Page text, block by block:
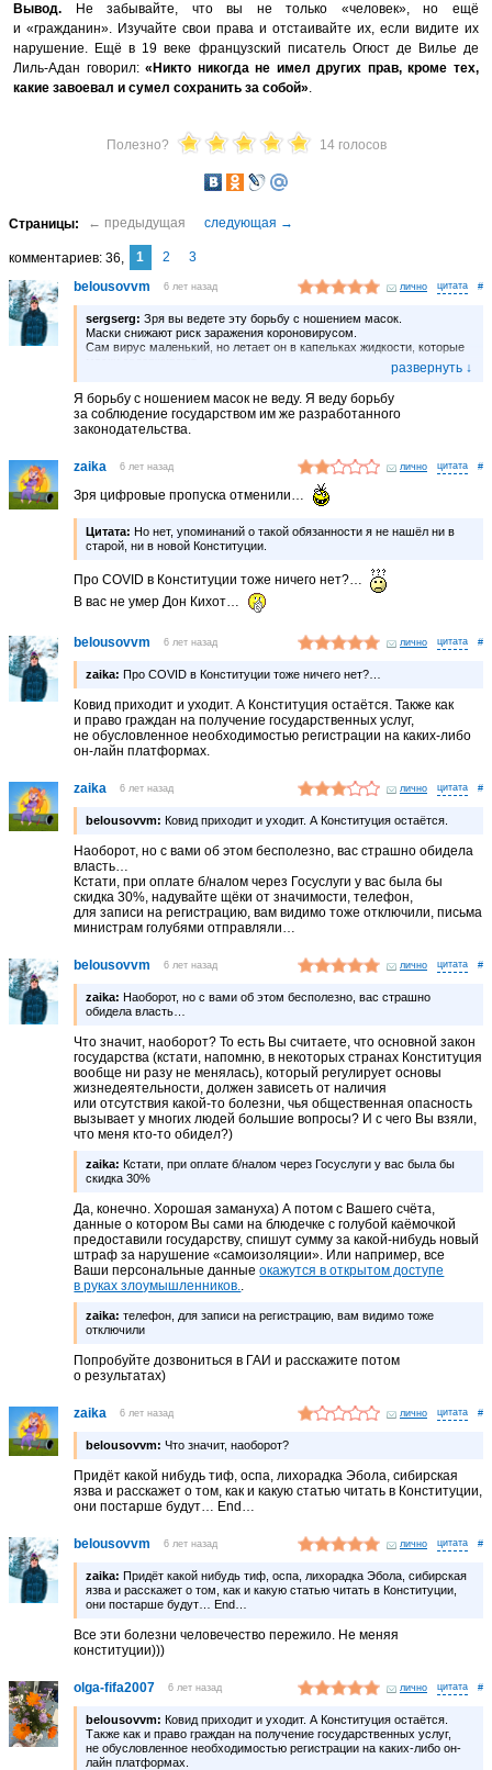
Вывод. Не забывайте, что вы не только «человек», но ещё
и «гражданин». Изучайте свои права и отстаивайте их, если видите их
нарушение. Ещё в 19 веке французский писатель Огюст де Вилье де
Лиль-Адан говорил:«Никто никогда не имел других прав, кроме тех,
какие завоевал и сумел сохранить за собой».
Полезно? 14 голосов
комментариев 36 1 2
3
belousovvm
6 лет назад лично #
sergserg: Зря вы ведете эту борьбу с ношением масок.
Маски снижают риск заражения короновирусом.
Сам вирус маленький, но летает он в капельках жидкости, которые
В нашей стране есть куда более вопиющие нарушения со стороны
Например. Живые очереди по 4-5 часов в госорганы. Паспортный
стол. ФМС. ГИБДД.
Пару лет назад эти очереди сам видел. И сейчас наверняка есть.
Я борьбу с ношением масок не веду. Я веду борьбу
за соблюдение государством им же разработанного
законодательства.
zaika 6 лет назад лично #
Зря цифровые пропуска отменили…
Цитата: Но нет, упоминаний о такой обязанности я не нашёл ни в
старой, ни в новой Конституции.
Про COVID в Конституции тоже ничего нет?…
В вас не умер Дон Кихот…
belousovvm 6 лет назад лично #
zaika: Про COVID в Конституции тоже ничего нет?…
Ковид приходит и уходит. А Конституция остаётся. Также как
и право граждан на получение государственных услуг,
не обусловленное необходимостью регистрации на каких-либо
он-лайн платформах.
zaika 6 лет назад лично #
belousovvm: Ковид приходит и уходит. А Конституция остаётся.
Наоборот, но с вами об этом бесполезно, вас страшно обидела
власть…
Кстати, при оплате б/налом через Госуслуги у вас была бы
скидка 30%, надувайте щёки от значимости, телефон,
для записи на регистрацию, вам видимо тоже отключили, письма
министрам голубями отправляли…
belousovvm 6 лет назад лично #
zaika: Наоборот, но с вами об этом бесполезно, вас страшно
обидела власть…
Что значит, наоборот? То есть Вы считаете, что основной закон
государства (кстати, напомню, в некоторых странах Конституция
вообще ни разу не менялась), который регулирует основы
жизнедеятельности, должен зависеть от наличия
или отсутствия какой-то болезни, чья общественная опасность
вызывает у многих людей большие вопросы? И с чего Вы взяли,
что меня кто-то обидел?)
zaika: Кстати, при оплате б/налом через Госуслуги у вас была бы
скидка 30%
Да, конечно. Хорошая замануха) А потом с Вашего счёта,
данные о котором Вы сами на блюдечке с голубой каёмочкой
предоставили государству, спишут сумму за какой-нибудь новый
штраф за нарушение «самоизоляции». Или например, все
Ваши персональные данныеокажутся в открытом доступе
в руках злоумышленников..
zaika: телефон, для записи на регистрацию, вам видимо тоже
отключили
Попробуйте дозвониться в ГАИ и расскажите потом
о результатах)
zaika 6 лет назад лично #
belousovvm: Что значит, наоборот?
Придёт какой нибудь тиф, оспа, лихорадка Эбола, сибирская
язва и расскажет о том, как и какую статью читать в Конституции,
они постарше будут… End…
belousovvm 6 лет назад лично #
zaika: Придёт какой нибудь тиф, оспа, лихорадка Эбола, сибирская
язва и расскажет о том, как и какую статью читать в Конституции,
они постарше будут… End…
Все эти болезни человечество пережило. Не меняя
конституции)))
olga-fifa2007 6 лет назад лично #
belousovvm: Ковид приходит и уходит. А Конституция остаётся.
Также как и право граждан на получение государственных услуг,
не обусловленное необходимостью регистрации на каких-либо он-
лайн платформах.